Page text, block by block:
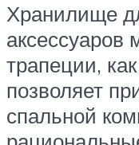
Хранилище
аксессуаров
трапеции,
позволяет
спальной